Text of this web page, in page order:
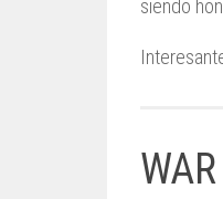
siendo